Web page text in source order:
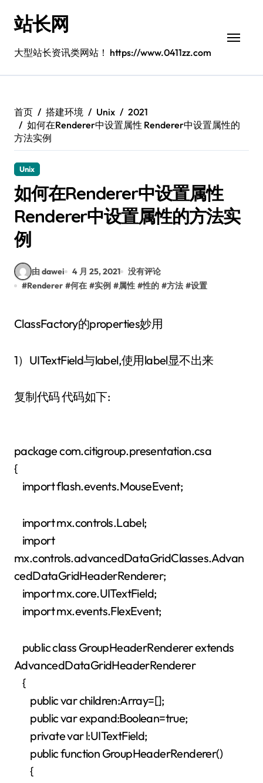
站长网
大型站长资讯类网站！ https://www.0411zz.com
首页 搭建环境 Unix
2021
如何在Renderer中设置属性 Renderer中设置属性的
方法实例
Unix
如何在Renderer中设置属性
Renderer中设置属性的方法实
例
由 dawei 4 月 25, 2021
没有评论
#Renderer #何在 #实例 #属性 #性的 #方法 #设置
ClassFactory的properties妙用
1）UITextField与label,使用label显不出来
复制代码 代码如下:
package com.citigroup.presentation.csa
{
import flash.events.MouseEvent;
import mx.controls.Label;
import
mx.controls.advancedDataGridClasses.Advan
cedDataGridHeaderRenderer;
import mx.core.UITextField;
import mx.events.FlexEvent;
public class GroupHeaderRenderer extends
AdvancedDataGridHeaderRenderer
{
public var children:Array=[];
public var expand:Boolean=true;
private var l:UITextField;
public function GroupHeaderRenderer()
{